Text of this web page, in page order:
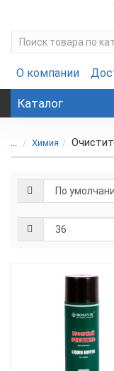
О компании
Каталог
... Химия